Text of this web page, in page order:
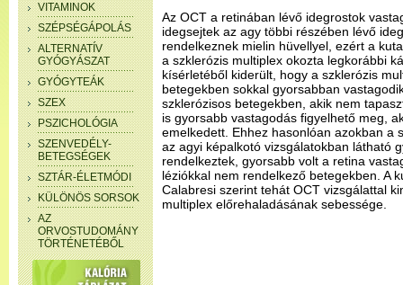
VITAMINOK
SZÉPSÉGÁPOLÁS
ALTERNATÍV
GYÓGYÁSZAT
GYÓGYTEÁK
SZEX
PSZICHOLÓGIA
SZENVEDÉLY-
BETEGSÉGEK
SZTÁR-ÉLETMÓDI
KÜLÖNÖS SORSOK
AZ
ORVOSTUDOMÁNY
TÖRTÉNETÉBŐL
Az OCT a retinában lévő idegrostok
idegsejtek az agy többi részében lévő
rendelkeznek mielin hüvellyel, ezért a
a szklerózis multiplex okozta legkorábbi
kísérletéből kiderült, hogy a szklerózis
betegekben sokkal gyorsabban
szklerózisos betegekben, akik nem
is gyorsabb vastagodás figyelhető meg,
emelkedett. Ehhez hasonlóan azokban a
az agyi képalkotó vizsgálatokban látható
rendelkeztek, gyorsabb volt a retina
léziókkal nem rendelkező betegekben. A
Calabresi szerint tehát OCT vizsgálattal
multiplex előrehaladásának sebessége.